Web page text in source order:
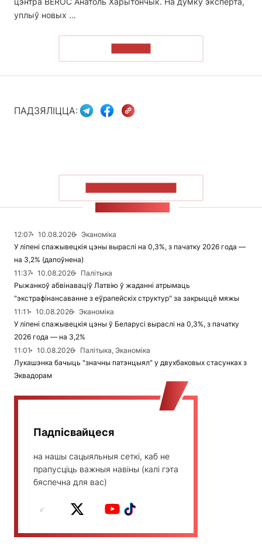
уплыў новых …
ПАДЗЯЛІЦЦА:
12:07 10.08.2026
Эканоміка
У ліпені спажывецкія цэны выраслі на 0,3%, з пачатку 2026 года —
на 3,2% (дапоўнена)
11:37
10.08.2026
Палітыка
Рыжанкоў абвінаваціў Латвію ў жаданні атрымаць
"экстрафінансаванне з еўрапейскіх структур" за закрыццё мяжы
11:11
10.08.2026
Эканоміка
У ліпені спажывецкія цэны ў Беларусі выраслі на 0,3%, з пачатку
2026 года — на 3,2%
11:01
10.08.2026
Палітыка, Эканоміка
Лукашэнка бачыць "значны патэнцыял" у двухбаковых стасунках з
Эквадорам
Падпісвайцеся
на нашы сацыяльныя сеткі, каб не
прапусціць важныя навіны (калі гэта
бяспечна для вас)